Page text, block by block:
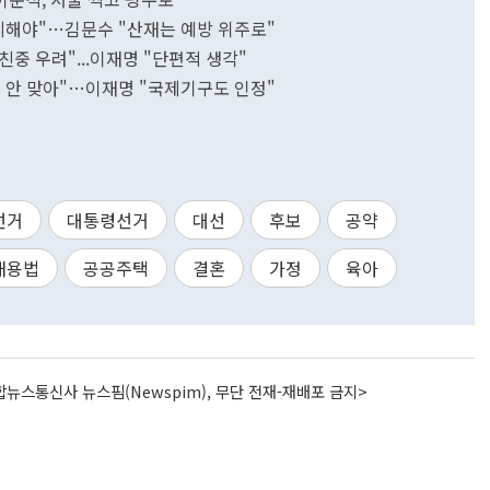
해야"…김문수 "산재는 예방 위주로"
중 우려"...이재명 "단편적 생각"
안 맞아"…이재명 "국제기구도 인정"
거 대통령선거 대선 후보
공약
용법
공공주택 결혼 가정 육아
뉴스통신사 뉴스핌(Newspim), 무단 전재-재배포 금지>